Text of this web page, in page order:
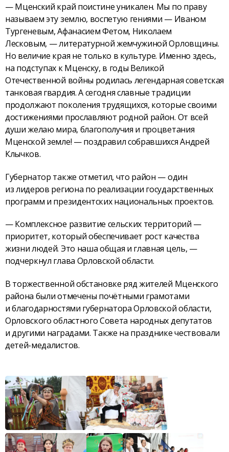
— Мценский край поистине уникален. Мы по праву
называем эту землю, воспетую гениями — Иваном
Тургеневым, Афанасием Фетом, Николаем
Лесковым, — литературной жемчужиной Орловщины.
Но величие края не только в культуре. Именно здесь,
на подступах к Мценску, в годы Великой
Отечественной войны родилась легендарная советская
танковая гвардия. А сегодня славные традиции
продолжают поколения трудящихся, которые своими
достижениями прославляют родной район. От всей
души желаю мира, благополучия и процветания
Мценской земле! — поздравил собравшихся Андрей
Клычков.
Губернатор также отметил, что район — один
из лидеров региона по реализации государственных
программ и президентских национальных проектов.
— Комплексное развитие сельских территорий —
приоритет, который обеспечивает рост качества
жизни людей. Это наша общая и главная цель, —
подчеркнул глава Орловской области.
В торжественной обстановке ряд жителей Мценского
района были отмечены почётными грамотами
и благодарностями губернатора Орловской области,
Орловского областного Совета народных депутатов
и другими наградами. Также на празднике чествовали
детей-медалистов.